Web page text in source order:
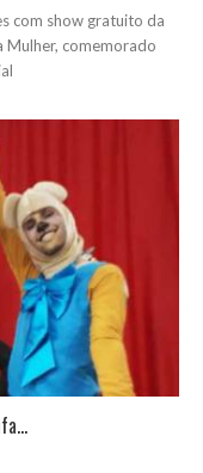
com show gratuito da
Mulher, comemorado